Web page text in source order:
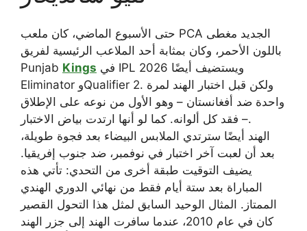
حتى الأسبوع الماضي، كان ملعب PCA الجديد مغطى
باللون الأحمر، وكان بمثابة أحد الملاعب الرئيسية لفريق
Punjab Kings
Eliminator وQualifier 2. ولكن قبل اختبار الهند لمرة
واحدة ضد أفغانستان – وهو الأول من نوعه على الإطلاق
– فقد كل ألوانه. كما لو أنها ارتدت بياض الاختبار.
الهند أيضًا سترتدي الملابس البيضاء بعد فجوة طويلة،
بعد أن لعبت آخر اختبار في نوفمبر، ضد جنوب إفريقيا.
يضيف التوقيت طبقة أخرى من التحدي: تأتي هذه
المباراة بعد ستة أيام فقط من نهائي الدوري الهندي
الممتاز. المثال الوحيد السابق لمثل هذا التحول القصير
كان في عام 2010، عندما سافرت الهند إلى جزر الهند